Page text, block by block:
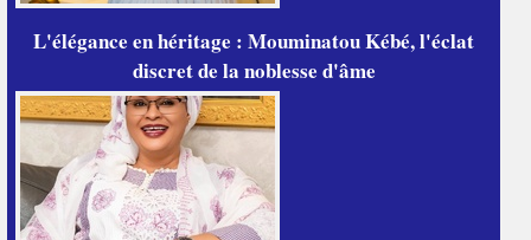
L'élégance en héritage : Mouminatou Kébé, l'éclat
discret de la noblesse d'âme